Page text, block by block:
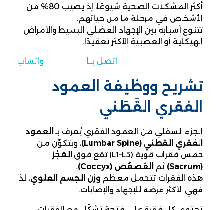
أكثر المشكلات الصحية شيوعًا، إذ يصيب 80% من
الأشخاص في مرحلة ما من حياتهم.
تتنوع أسبابه بين الإجهاد العضلي البسيط والأمراض
الهيكلية أو العصبية الأكثر تعقيدًا.
اتصل بنا واتساب
تشريح ووظيفة العمود
الفقري القَطَني
الجزء السفلي من العمود الفقري يُعرف بـ العمود
الفقري القطني (Lumbar Spine)
، ويتكوّن من
خمس فقرات قوية (L1–L5) تقع فوق
العَجُز
(Sacrum)
ثم العُصعُص (Coccyx)
.
هذه الفقرات تتحمل معظم وزن الجسم العلوي، لذا
فهي الأكثر عرضة للإجهاد والإصابات.